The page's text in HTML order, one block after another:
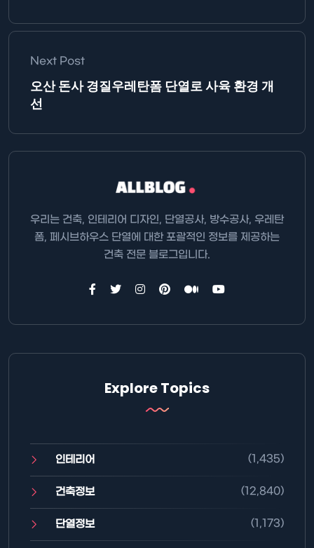
Next Post
오산 돈사 경질우레탄폼 단열로 사육 환경 개
선
우리는 건축, 인테리어 디자인, 단열공사, 방수공사, 우레탄
폼, 페시브하우스 단열에 대한 포괄적인 정보를 제공하는
건축 전문 블로그입니다.
Explore Topics
인테리어 (1,435)
건축정보 (12,840)
단열정보 (1,173)